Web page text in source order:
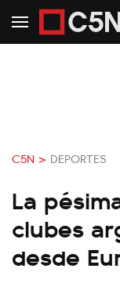
C5N > DEPORTES
La
clubes
desde